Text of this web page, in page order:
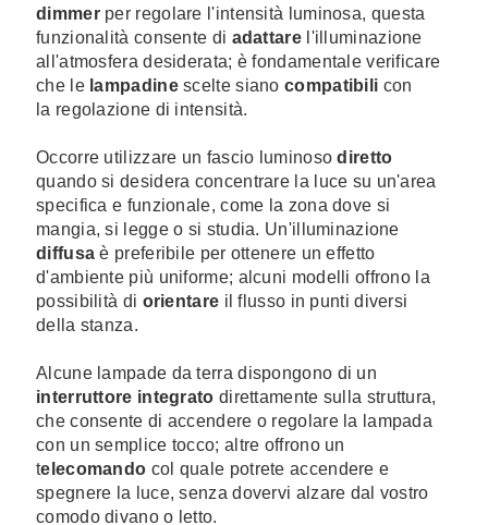
dimmerper regolare l'intensità luminosa, questa
funzionalità consente di adattarel'illuminazione
all'atmosfera desiderata; è fondamentale verificare
che le lampadinescelte sianocompatibili con
la regolazione di intensità.
Occorre utilizzare un fascio luminosodiretto
quando si desidera concentrare la luce su un'area
specifica e funzionale, come la zona dove si
mangia, si legge o si studia. Un'illuminazione
diffusa è preferibile per ottenere un effetto
d'ambiente più uniforme; alcuni modelli offrono la
possibilità di orientare il flusso in punti diversi
della stanza.
Alcune lampade da terra dispongono di un
interruttore integrato direttamente sulla struttura,
che consente di accendere o regolare la lampada
con un semplice tocco; altre offrono un
telecomando col quale potrete accendere e
spegnere la luce, senza dovervi alzare dal vostro
comodo divano o letto.